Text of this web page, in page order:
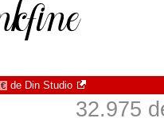
€ de Din Studio
32.975